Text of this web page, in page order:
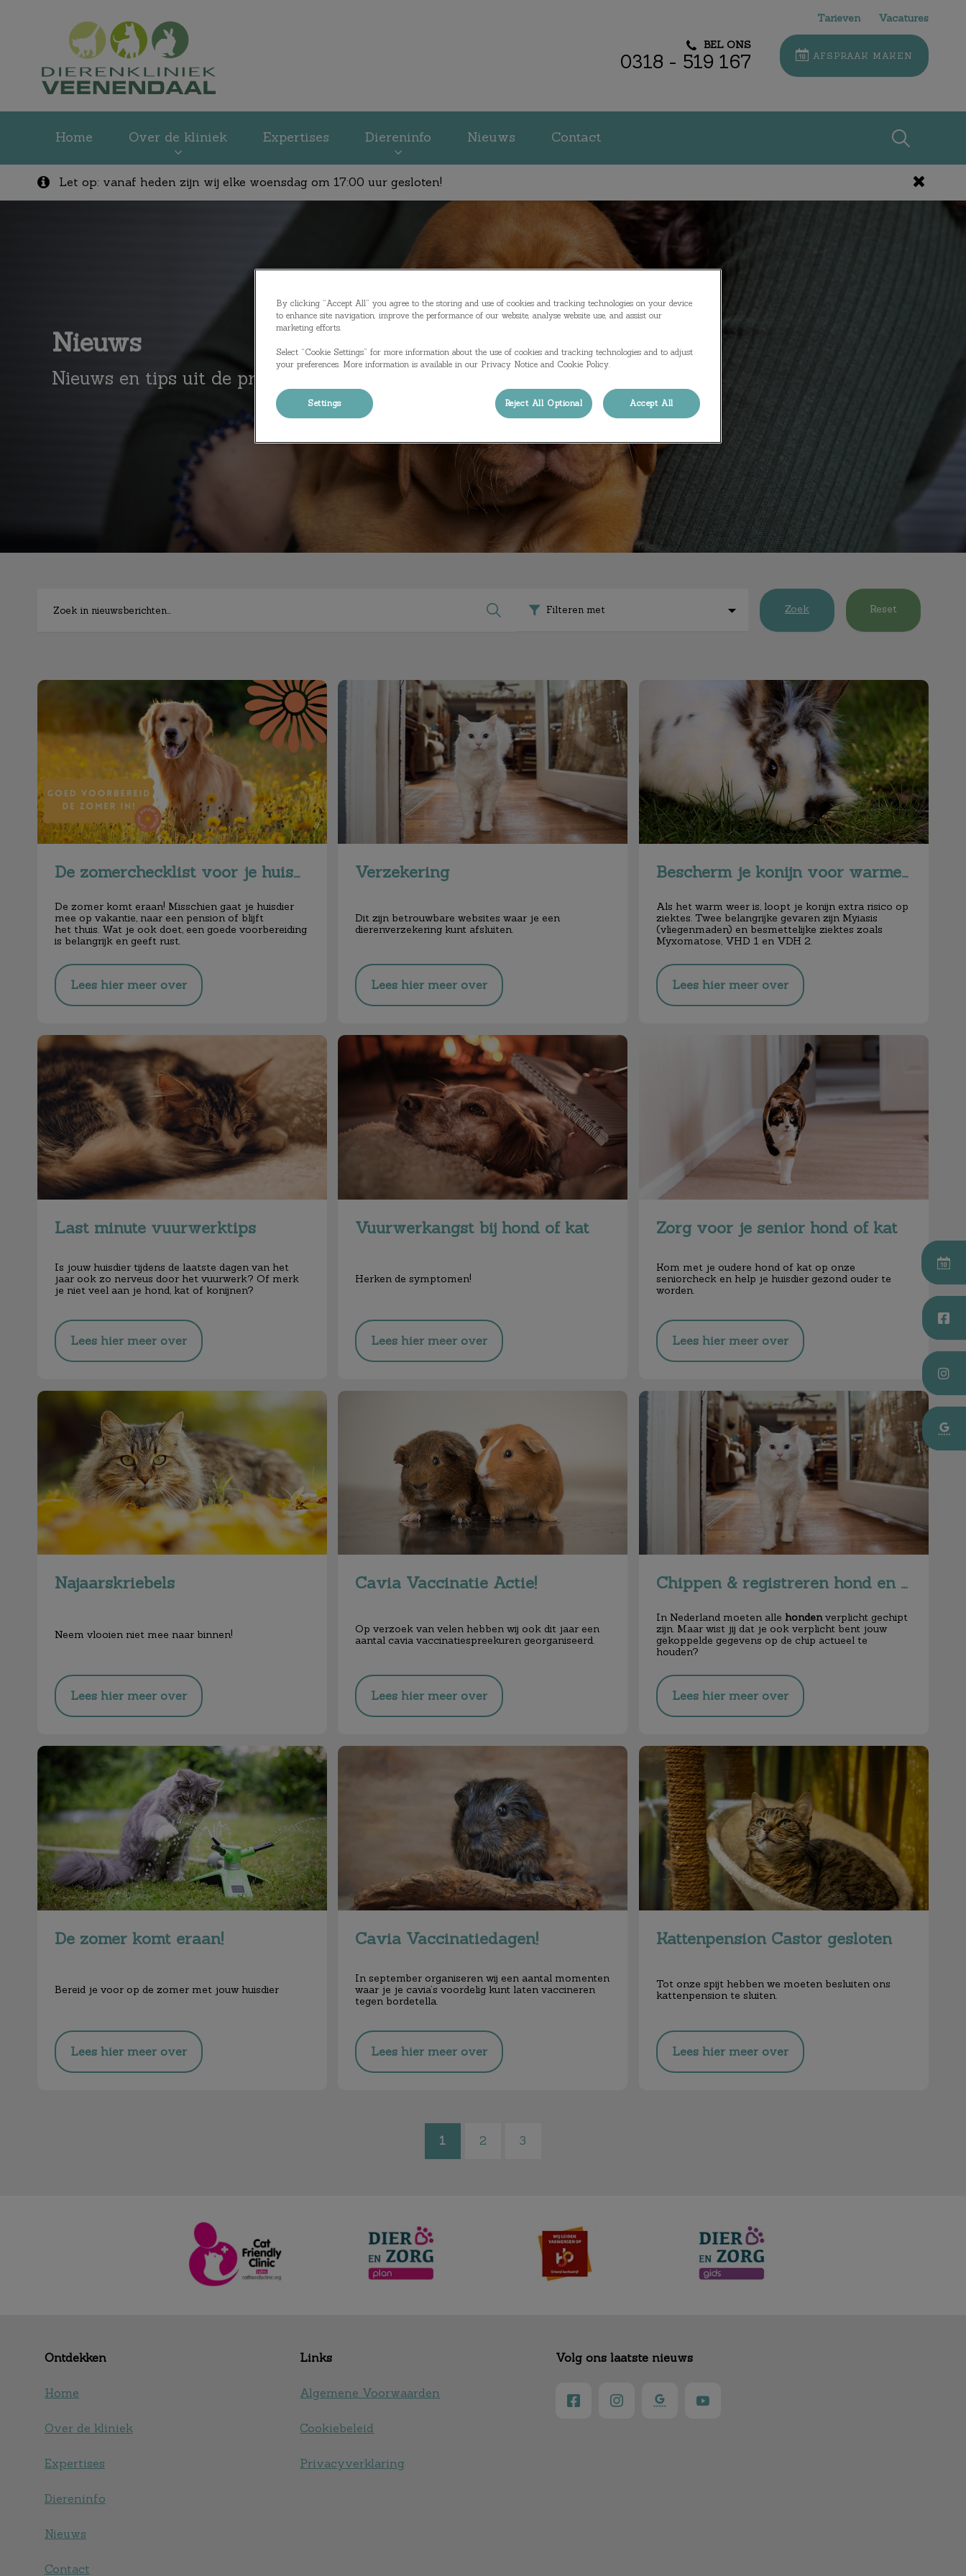
Tarieven Vacatures
BEL ONS
0318 - 519 167 AFSPRAAK MAKEN
Home Over de kliniek Expertises Diereninfo Nieuws Contact
Zoek
Zoek
Let op: vanaf heden zijn wij elke woensdag om 17:00 uur gesloten!
Nieuws
Nieuws en tips uit de praktijk
Filteren met Zoek Reset
De zomerchecklist voor je huisdier
De zomerchecklist voor je huisdier
De zomer komt eraan! Misschien gaat je huisdier
mee op vakantie, naar een pension of blijft
het thuis. Wat je ook doet, een goede voorbereiding
is belangrijk en geeft rust.
Lees hier meer over
Verzekering
Verzekering
Dit zijn betrouwbare websites waar je een
dierenverzekering kunt afsluiten.
Lees hier meer over
Bescherm je konijn voor warmere dagen
Bescherm je konijn voor warmere dagen
Als het warm weer is, loopt je konijn extra risico op
ziektes. Twee belangrijke gevaren zijn Myiasis
(vliegenmaden) en besmettelijke ziektes zoals
Myxomatose, VHD 1 en VDH 2.
Lees hier meer over
Last minute vuurwerktips
Last minute vuurwerktips
Is jouw huisdier tijdens de laatste dagen van het
jaar ook zo nerveus door het vuurwerk? Of merk
je niet veel aan je hond, kat of konijnen?
Lees hier meer over
Vuurwerkangst bij hond of kat
Vuurwerkangst bij hond of kat
Herken de symptomen!
Lees hier meer over
Zorg voor je senior hond of kat
Zorg voor je senior hond of kat
Kom met je oudere hond of kat op onze
seniorcheck en help je huisdier gezond ouder te
worden.
Lees hier meer over
Najaarskriebels
Najaarskriebels
Neem vlooien niet mee naar binnen!
Lees hier meer over
Cavia Vaccinatie Actie!
Cavia Vaccinatie Actie!
Op verzoek van velen hebben wij ook dit jaar een
aantal cavia vaccinatiespreekuren georganiseerd.
Lees hier meer over
Chippen & registreren hond en kat
Chippen & registreren hond en kat
In Nederland moeten alle hondenverplicht gechipt
zijn. Maar wist jij dat je ook verplicht bent jouw
gekoppelde gegevens op de chip actueel te
houden?
Lees hier meer over
De zomer komt eraan!
De zomer komt eraan!
Bereid je voor op de zomer met jouw huisdier
Lees hier meer over
Cavia Vaccinatiedagen!
Cavia Vaccinatiedagen!
In september organiseren wij een aantal momenten
waar je je cavia’s voordelig kunt laten vaccineren
tegen bordetella.
Lees hier meer over
Kattenpension Castor gesloten
Kattenpension Castor gesloten
Tot onze spijt hebben we moeten besluiten ons
kattenpension te sluiten.
Lees hier meer over
1 2 3
Ontdekken
Home
Over de kliniek
Expertises
Diereninfo
Nieuws
Contact
Links
Algemene Voorwaarden
Cookiebeleid
Privacyverklaring
Volg ons laatste nieuws
By clicking “Accept All” you agree to the storing and use of cookies and tracking technologies on your device
to enhance site navigation, improve the performance of our website, analyse website use, and assist our
marketing efforts.
Select “Cookie Settings” for more information about the use of cookies and tracking technologies and to adjust
your preferences. More information is available in our Privacy Notice and Cookie Policy.
Settings Reject All Optional Accept All